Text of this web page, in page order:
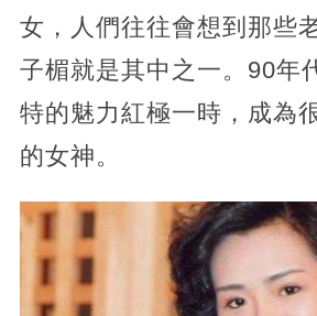
女，人們往往會想到那些
子楣就是其中之一。90年
特的魅力紅極一時，成為
的女神。